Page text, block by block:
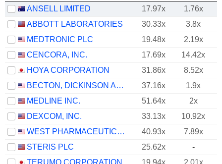
ANSELL LIMITED 17.97x
1.76x
ABBOTT LABORATORIES
30.33x
3.8x
MEDTRONIC PLC
19.48x
2.19x
CENCORA, INC.
17.69x
14.42x
HOYA CORPORATION
31.86x
8.52x
BECTON, DICKINSON AND COMPANY
37.16x
1.9x
MEDLINE INC.
51.64x
2x
DEXCOM, INC.
33.13x
10.92x
WEST PHARMACEUTICAL SERVICES, INC.
40.93x
7.89x
STERIS PLC
25.62x
-
TERUMO CORPORATION
19.94x
2.01x